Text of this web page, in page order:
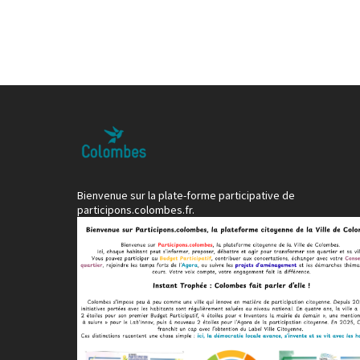
Bienvenue sur la plate-forme participative de
participons.colombes.fr.